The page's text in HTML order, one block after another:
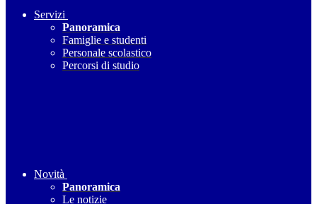
Servizi
Panoramica
Famiglie e studenti
Personale scolastico
Percorsi di studio
Novità
Panoramica
Le notizie